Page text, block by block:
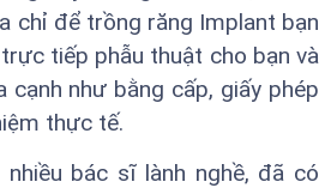
chỉ để trồng răng Implant bạn
tiếp phẫu thuật cho bạn và
cạnh như bằng cấp, giấy phép
thực tế.
bác sĩ lành nghề, đã có